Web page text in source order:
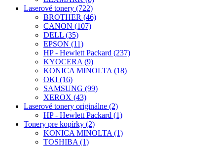
Laserové tonery (722)
BROTHER (46)
CANON (107)
DELL (35)
EPSON (11)
HP - Hewlett Packard (237)
KYOCERA (9)
KONICA MINOLTA (18)
OKI (16)
SAMSUNG (99)
XEROX (43)
Laserové tonery originálne (2)
HP - Hewlett Packard (1)
Tonery pre kopírky (2)
KONICA MINOLTA (1)
TOSHIBA (1)